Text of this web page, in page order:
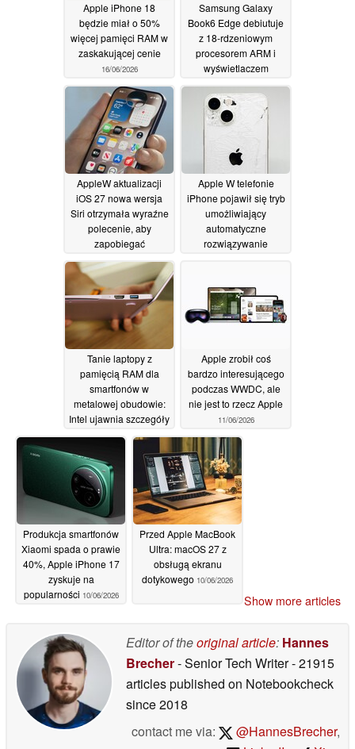
Apple iPhone 18
będzie miał o 50%
więcej pamięci RAM w
zaskakującej cenie
16/06/2026
Samsung Galaxy
Book6 Edge debiutuje
z 18-rdzeniowym
procesorem ARM i
wyświetlaczem
częstotliwości
odświeżania 120 Hz
16/06/2026
AppleW aktualizacji
iOS 27 nowa wersja
Siri otrzymała wyraźne
polecenie, aby
zapobiegać
z tożsamością i
stronniczością
sztucznej inteligencji
12/06/2026
Apple W telefonie
iPhone pojawił się tryb
umożliwiający
automatyczne
rozwiązywanie
11/06/2026
Tanie laptopy z
pamięcią RAM dla
smartfonów w
metalowej obudowie:
Intel ujawnia szczegóły
Apple zrobił coś
bardzo interesującego
podczas WWDC, ale
nie jest to rzecz Apple
11/06/2026
Produkcja smartfonów
Xiaomi spada o prawie
40%, Apple iPhone 17
zyskuje na
popularności 10/06/2026
Przed Apple MacBook
Ultra: macOS 27 z
obsługą ekranu
dotykowego 10/06/2026
Show more articles
Editor of theoriginal article: Hannes
Brecher- Senior Tech Writer- 21915
articles published on Notebookcheck
since 2018
contact me via:
@HannesBrecher,